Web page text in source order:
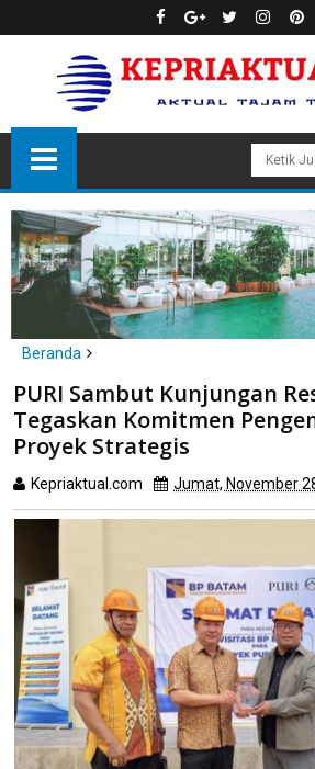
Beranda
PURI Sambut Kunjungan Resmi BP
Pengembangan Proyek Strategis
PURI Sambut Kunjungan
Tegaskan Komitmen
Proyek Strategis
Kepriaktual.com Jumat, November